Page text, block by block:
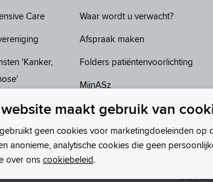
Care
'Kanker,
Waar wordt u verwacht?
Afspraak maken
Folders patiëntenvoorlichting
MijnASz
maakt gebruik van
geen cookies voor marketingdoeleinden op
anonieme, analytische cookies die geen
over onscookiebeleid.